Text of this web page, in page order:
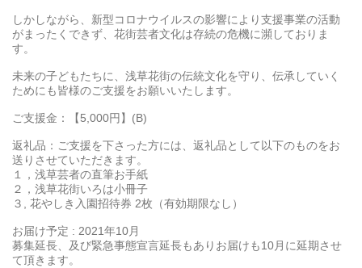
しかしながら、新型コロナウイルスの影響により支援事業の活動
がまったくできず、花街芸者文化は存続の危機に瀕しておりま
す。
未来の子どもたちに、浅草花街の伝統文化を守り、伝承していく
ためにも皆様のご支援をお願いいたします。
ご支援金：【5,000円】(B)
返礼品：ご支援を下さった方には、返礼品として以下のものをお
送りさせていただきます。
１，浅草芸者の直筆お手紙
２，浅草花街いろは小冊子
３, 花やしき入園招待券 2枚（有効期限なし）
お届け予定 : 2021年10月
募集延長、及び緊急事態宣言延長もありお届けも10月に延期させ
て頂きます。